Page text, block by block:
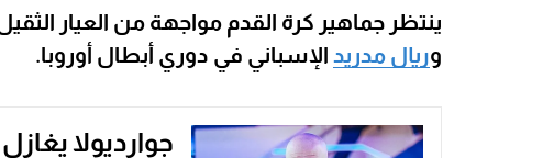
ينتظر جماهير كرة القدم مواجهة من العيار
وريال مدريد الإسباني في دوري أبطال أوروبا.
جوارديولا